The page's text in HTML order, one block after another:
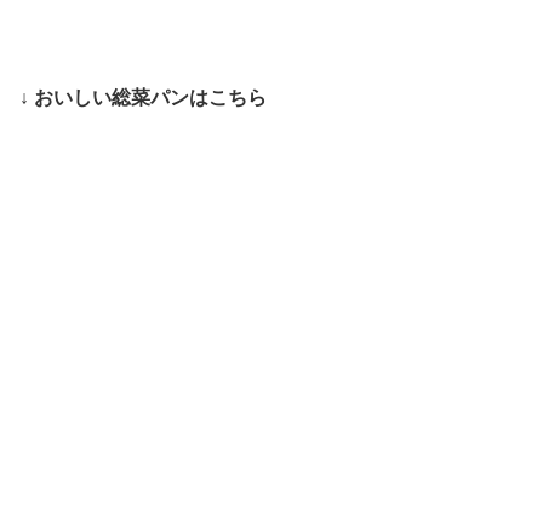
↓ おいしい総菜パンはこちら